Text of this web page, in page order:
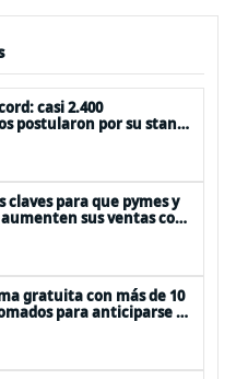
casi 2.400
postularon por su stand
2026
claves para que pymes y
sus ventas con
gratuita con más de 10
para anticiparse al